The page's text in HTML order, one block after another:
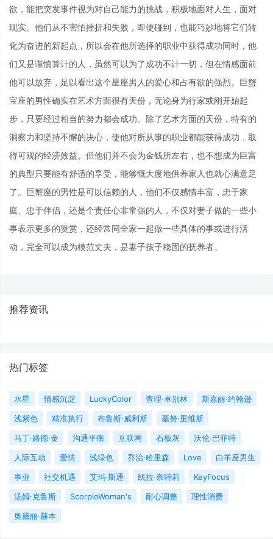
欲，能把突发事件视为对自己能力的挑战，积极地面对人生，面对
现实。他们从不害怕挫折和失败，即使碰到，也能巧妙地将它们转
化为奋进的新起点，所以会在他所选择的职业中获得成功同时，他
们又是谨慎算计的人，虽然可以为了成功不计一切，但在情感面前
他可以放弃，足以看出这个星座男人的爱心和占有欲的强烈。巨蟹
宝座的男性确实在艺术方面很有天份，无论身为行家或刚开始起
步，只要经过相当的努力都会成功。除了艺术方面的天份，特有的
洞察力和坚持不懈的决心，使他对所从事的职业都能获得成功，取
得可观的经济效益。但他们并不会为金钱所左右，也不想成为巨富
的典型只要能有舒适的享受，能够慨大度地供养家人也就心满意足
了。巨蟹座的男性是可以信赖的人，他们不仅感情丰富，忠于家
庭、忠于伴侣，还是个责任心非常强的人，不仅对妻子做的一些小
事表示更多的赞赏，还经常同全家一起做一些具体的事或进行活
动，完全可以成为模范丈夫，是妻子孩子稳固的抚养者。
推荐资讯
热门标签
水星 情感沉淀 LuckyColor 查理·卓别林
斯嘉丽·约翰逊
浅紫色
精准执行 布鲁斯·威利斯
基努·里维斯
马丁·路德·金
沟通平衡 互联网 石板灰
沃伦·巴菲特
人际互动
爱情 浅绿色 乔治·哈里森 Love
白羊座男生
事业
社交机遇 艾玛·斯通 凯拉·奈特莉
KeyFocus
汤姆·克鲁斯
ScorpioWoman's 耐心调整
理性消费
奥黛丽·赫本